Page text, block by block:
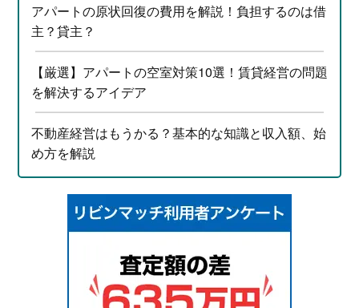
アパートの原状回復の費用を解説！負担するのは借
主？貸主？
【厳選】アパートの空室対策10選！賃貸経営の問題
を解決するアイデア
不動産経営はもうかる？基本的な知識と収入額、始
め方を解説